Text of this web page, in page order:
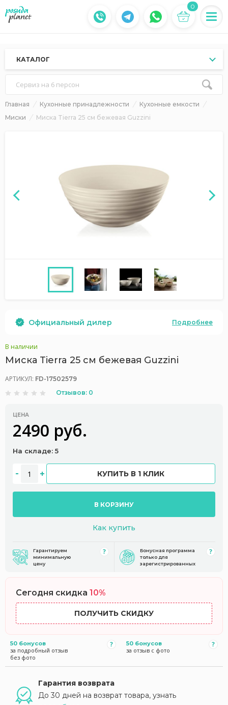
0
КАТАЛОГ
Сервиз на 6 персон
Главная Кухонные принадлежности
Кухонные емкости
Миски
Миска Tierra 25 см бежевая Guzzini
Официальный дилер Подробнее
В наличии
Миска Tierra 25 см бежевая Guzzini
АРТИКУЛ: FD-17502579
Отзывов: 0
ЦЕНА
2490 руб.
На складе: 5
КУПИТЬ В 1 КЛИК
В КОРЗИНУ
Как купить
Гарантируем
минимальную
цену
Бонусная программа
только для
зарегистрированных
Сегодня скидка 10%
ПОЛУЧИТЬ СКИДКУ
50 бонусов
за подробный отзыв
без фото
50 бонусов
за отзыв с фото
Гарантия возврата
До 30 дней на возврат товара, узнать